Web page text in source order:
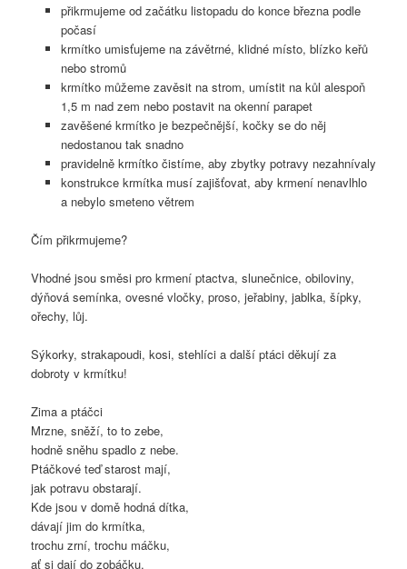
přikrmujeme od začátku listopadu do konce března podle
počasí
krmítko umisťujeme na závětrné, klidné místo, blízko keřů
nebo stromů
krmítko můžeme zavěsit na strom, umístit na kůl alespoň
1,5 m nad zem nebo postavit na okenní parapet
zavěšené krmítko je bezpečnější, kočky se do něj
nedostanou tak snadno
pravidelně krmítko čistíme, aby zbytky potravy nezahnívaly
konstrukce krmítka musí zajišťovat, aby krmení nenavlhlo
a nebylo smeteno větrem
Čím přikrmujeme?
Vhodné jsou směsi pro krmení ptactva, slunečnice, obiloviny,
dýňová semínka, ovesné vločky, proso, jeřabiny, jablka, šípky,
ořechy, lůj.
Sýkorky, strakapoudi, kosi, stehlíci a další ptáci děkují za
dobroty v krmítku!
Zima a ptáčci
Mrzne, sněží, to to zebe,
hodně sněhu spadlo z nebe.
Ptáčkové teď starost mají,
jak potravu obstarají.
Kde jsou v domě hodná dítka,
dávají jim do krmítka,
trochu zrní, trochu máčku,
ať si dají do zobáčku.